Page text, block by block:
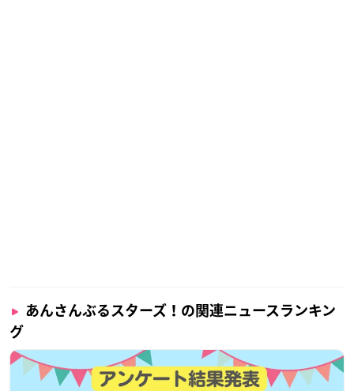
あんさんぶるスターズ！の関連ニュースランキン
グ